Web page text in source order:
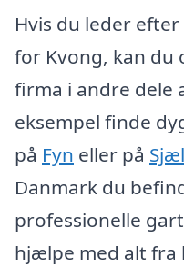
Hvis du leder
for Kvong, kan du
firma i andre dele
eksempel finde
på Fyn eller på
Danmark du
professionelle
hjælpe med alt fra